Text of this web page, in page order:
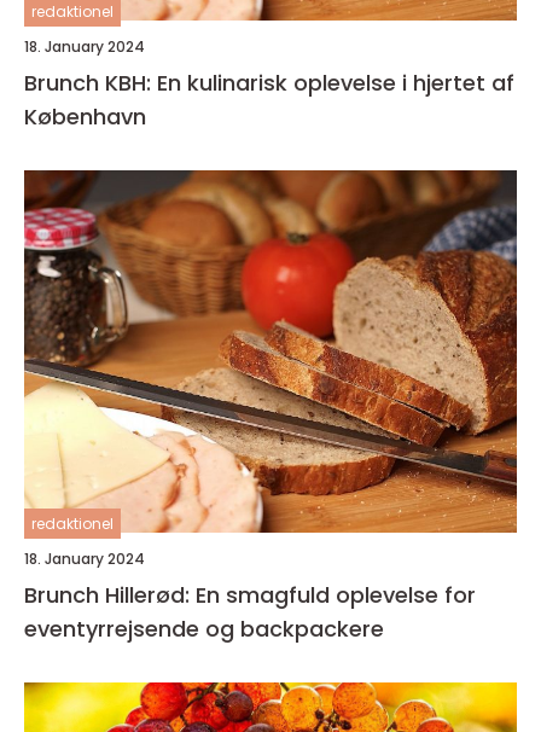
redaktionel
18. January 2024
Brunch KBH: En kulinarisk oplevelse i hjertet af
København
redaktionel
18. January 2024
Brunch Hillerød: En smagfuld oplevelse for
eventyrrejsende og backpackere